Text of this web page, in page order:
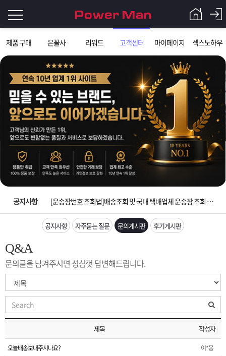
제품 구매 은꼴사 리워드 고객센터 마이페이지 섹스노하우
그
인
이
필
요
니
로
Q&A
파
워
맨
제
품
매
은
사
스
노
하
우
고
객
센
터
마
이
페
주
문
공지사항
입금확인이 안되는 상황을 대비해 꼭 입금후 고객센터 연락바랍니다.
[2026구정 연휴]설 연휴 배송 및 휴무 안내
[운송장번호 조회법]배송조회 및 국내 택배업체 운송장 조회 하는법
[ios앱 오픈]아이폰 고객 앱설치 가능합니다.
입금확인이 안되는 상황을 대비해 꼭 입금후 고객센터 연락바랍니다.
[2026구정 연휴]설 연휴 배송 및 휴무 안내
공지사항 자주묻는 질문 문의게시판 후기게시판
Q&A
문의글을 남겨주시면 성심껏 답변해드립니다.
제목 작성자
오늘배송보내주시나요? 이*옹